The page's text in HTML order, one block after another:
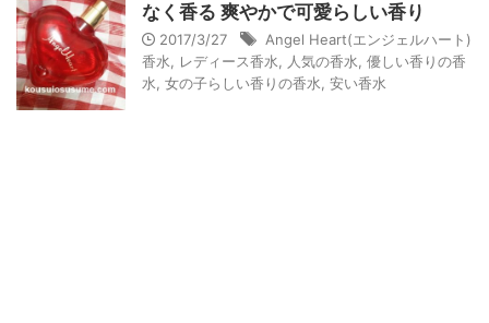
なく香る 爽やかで可愛らしい香り
2017/3/27
Angel Heart(エンジェルハート)
香水
レディース香水 人気の香水 優しい香りの香
水 女の子らしい香りの香水 安い香水